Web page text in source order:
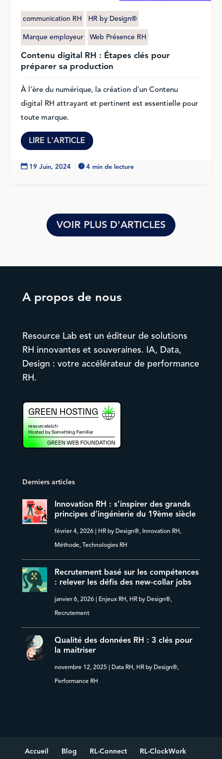
communication RH HR by Design®
Marque employeur Web Présence RH
Contenu digital RH : Étapes clés pour
préparer sa production
À l'ère du numérique, la création d'un Contenu
digital RH attrayant et pertinent est essentielle pour
toute marque.
LIRE L'ARTICLE
 19 Juin, 2024  4 min de lecture
VOIR PLUS D'ARTICLES
A propos de nous
Resource Lab est un éditeur de solutions
RH innovantes et souveraines. IA, Data,
Design : votre accélérateur de performance
RH.
Derniers articles
Innovation RH : s’inspirer des grands
principes d’ingénierie du 19ème siècle
février 4, 2026| HR by Design®, Innovation RH,
Méthode, Technologies RH
Recrutement basé sur les compétences
: relever les défis des new-collar jobs
janvier 6, 2026| Enjeux RH, HR by Design®,
Recrutement
Qualité des données RH : 3 clés pour
la maitriser
novembre 12, 2025 | Data RH, HR by Design®,
Performance RH
Accueil Blog RL-Connect RL-ClockWork